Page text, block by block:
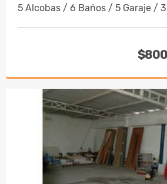
5 Alcobas / 6 Baños / 5 Garaje /